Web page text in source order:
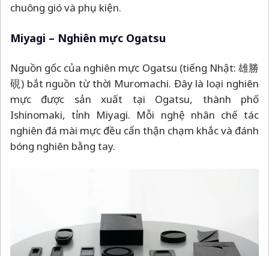
chuông gió và phụ kiện.
Miyagi – Nghiên mực Ogatsu
Nguồn gốc của nghiên mực Ogatsu (tiếng Nhật: 雄勝
硯) bắt nguồn từ thời Muromachi. Đây là loại nghiên
mực được sản xuất tại Ogatsu, thành phố
Ishinomaki, tỉnh Miyagi. Mỗi nghệ nhân chế tác
nghiên đá mài mực đều cẩn thận chạm khắc và đánh
bóng nghiên bằng tay.